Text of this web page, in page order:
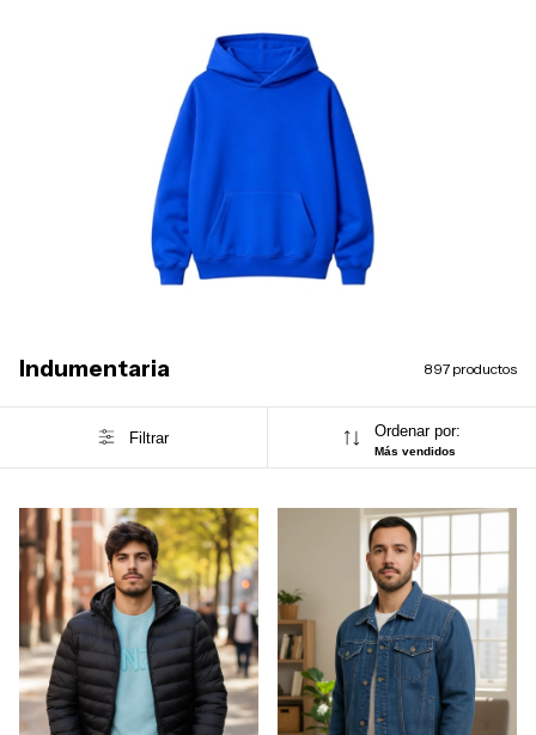
Indumentaria 897 productos
Filtrar Ordenar por:
Más vendidos